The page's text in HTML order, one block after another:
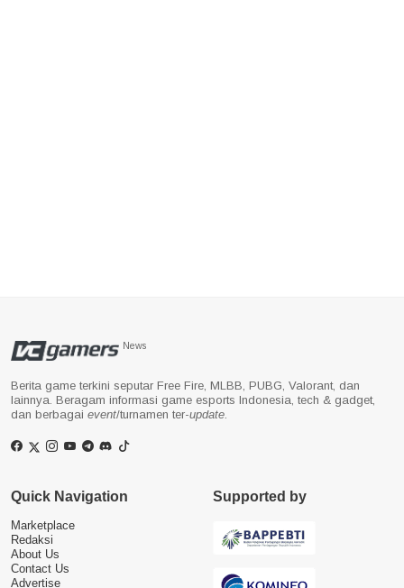
News
Berita game terkini seputar Free Fire, MLBB, PUBG, Valorant, dan
lainnya. Beragam informasi game esports Indonesia, tech & gadget,
dan berbagai event/turnamen ter-update
Quick Navigation
Marketplace
Redaksi
About Us
Contact Us
Advertise
Supported by